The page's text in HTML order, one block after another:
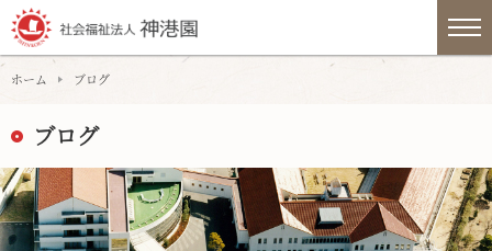
ホーム ブログ
ブログ